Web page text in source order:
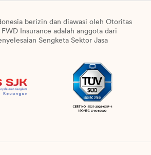
berizin dan diawasi oleh Otoritas
FWD Insurance adalah anggota dari
Sengketa Sektor Jasa